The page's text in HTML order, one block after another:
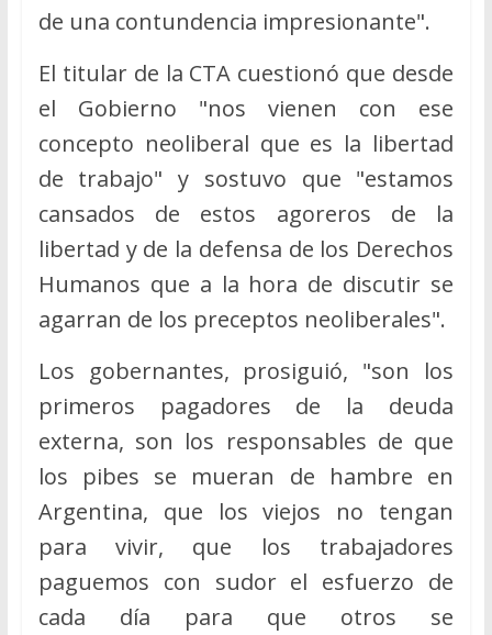
de una contundencia impresionante".
El titular de la CTA cuestionó que desde
el Gobierno "nos vienen con ese
concepto neoliberal que es la libertad
de trabajo" y sostuvo que "estamos
cansados de estos agoreros de la
libertad y de la defensa de los Derechos
Humanos que a la hora de discutir se
agarran de los preceptos neoliberales".
Los gobernantes, prosiguió, "son los
primeros pagadores de la deuda
externa, son los responsables de que
los pibes se mueran de hambre en
Argentina, que los viejos no tengan
para vivir, que los trabajadores
paguemos con sudor el esfuerzo de
cada día para que otros se